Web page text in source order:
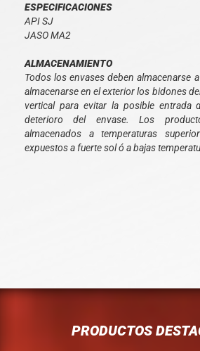
ESPECIFICACIONES
API SJ
JASO MA2
ALMACENAMIENTO
Todos los envases deben almacenarse
almacenarse en el exterior los bidones
vertical para evitar la posible entrada
deterioro del envase. Los
almacenados a temperaturas
expuestos a fuerte sol ó a bajas
PRODUCTOS